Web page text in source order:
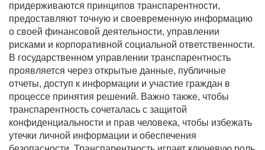
придерживаются принципов транспарентности,
предоставляют точную и своевременную информацию
о своей финансовой деятельности, управлении
рисками и корпоративной социальной ответственности.
В государственном управлении транспарентность
проявляется через открытые данные, публичные
отчеты, доступ к информации и участие граждан в
процессе принятия решений. Важно также, чтобы
транспарентность сочеталась с защитой
конфиденциальности и прав человека, чтобы избежать
утечки личной информации и обеспечения